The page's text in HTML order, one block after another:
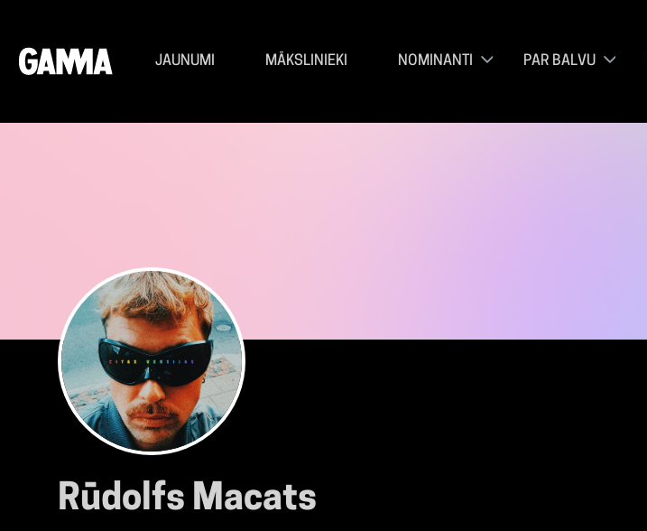
JAUNUMI MĀKSLINIEKI NOMINANTI PAR BALVU
Rūdolfs Macats